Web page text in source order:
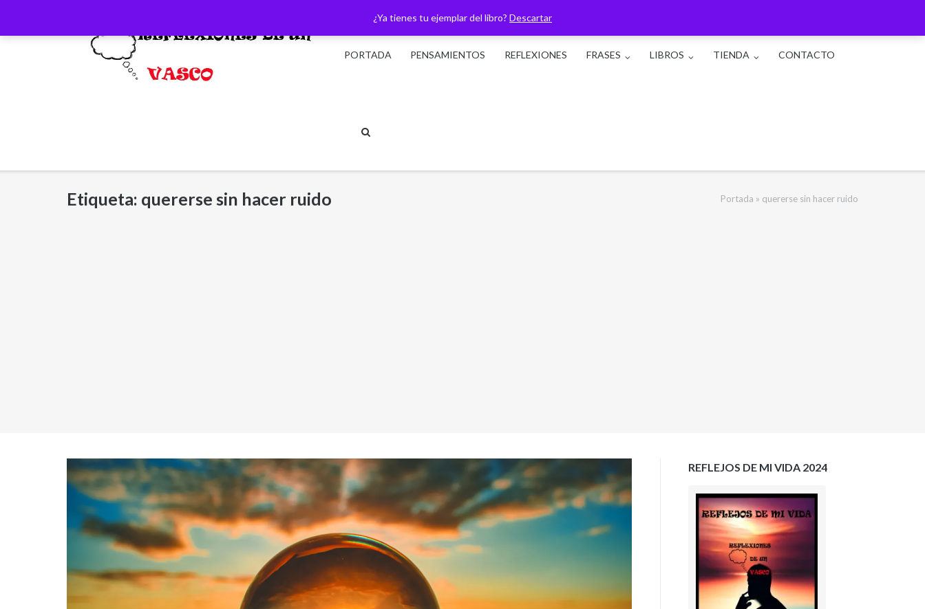
¿Ya tienes tu ejemplar del libro? Descartar
PORTADA
PENSAMIENTOS REFLEXIONES FRASES LIBROS TIENDA CONTACTO
Etiqueta: quererse sin hacer ruido Portada » quererse sin hacer ruido
REFLEJOS DE MI VIDA 2024